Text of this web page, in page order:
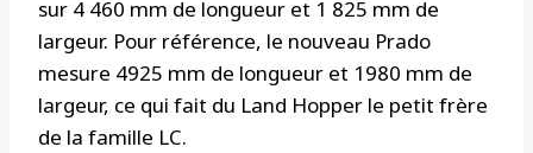
sur 4 460 mm de longueur et 1 825 mm de
largeur. Pour référence, le nouveau Prado
mesure 4925 mm de longueur et 1980 mm de
largeur, ce qui fait du Land Hopper le petit frère
de la famille LC.